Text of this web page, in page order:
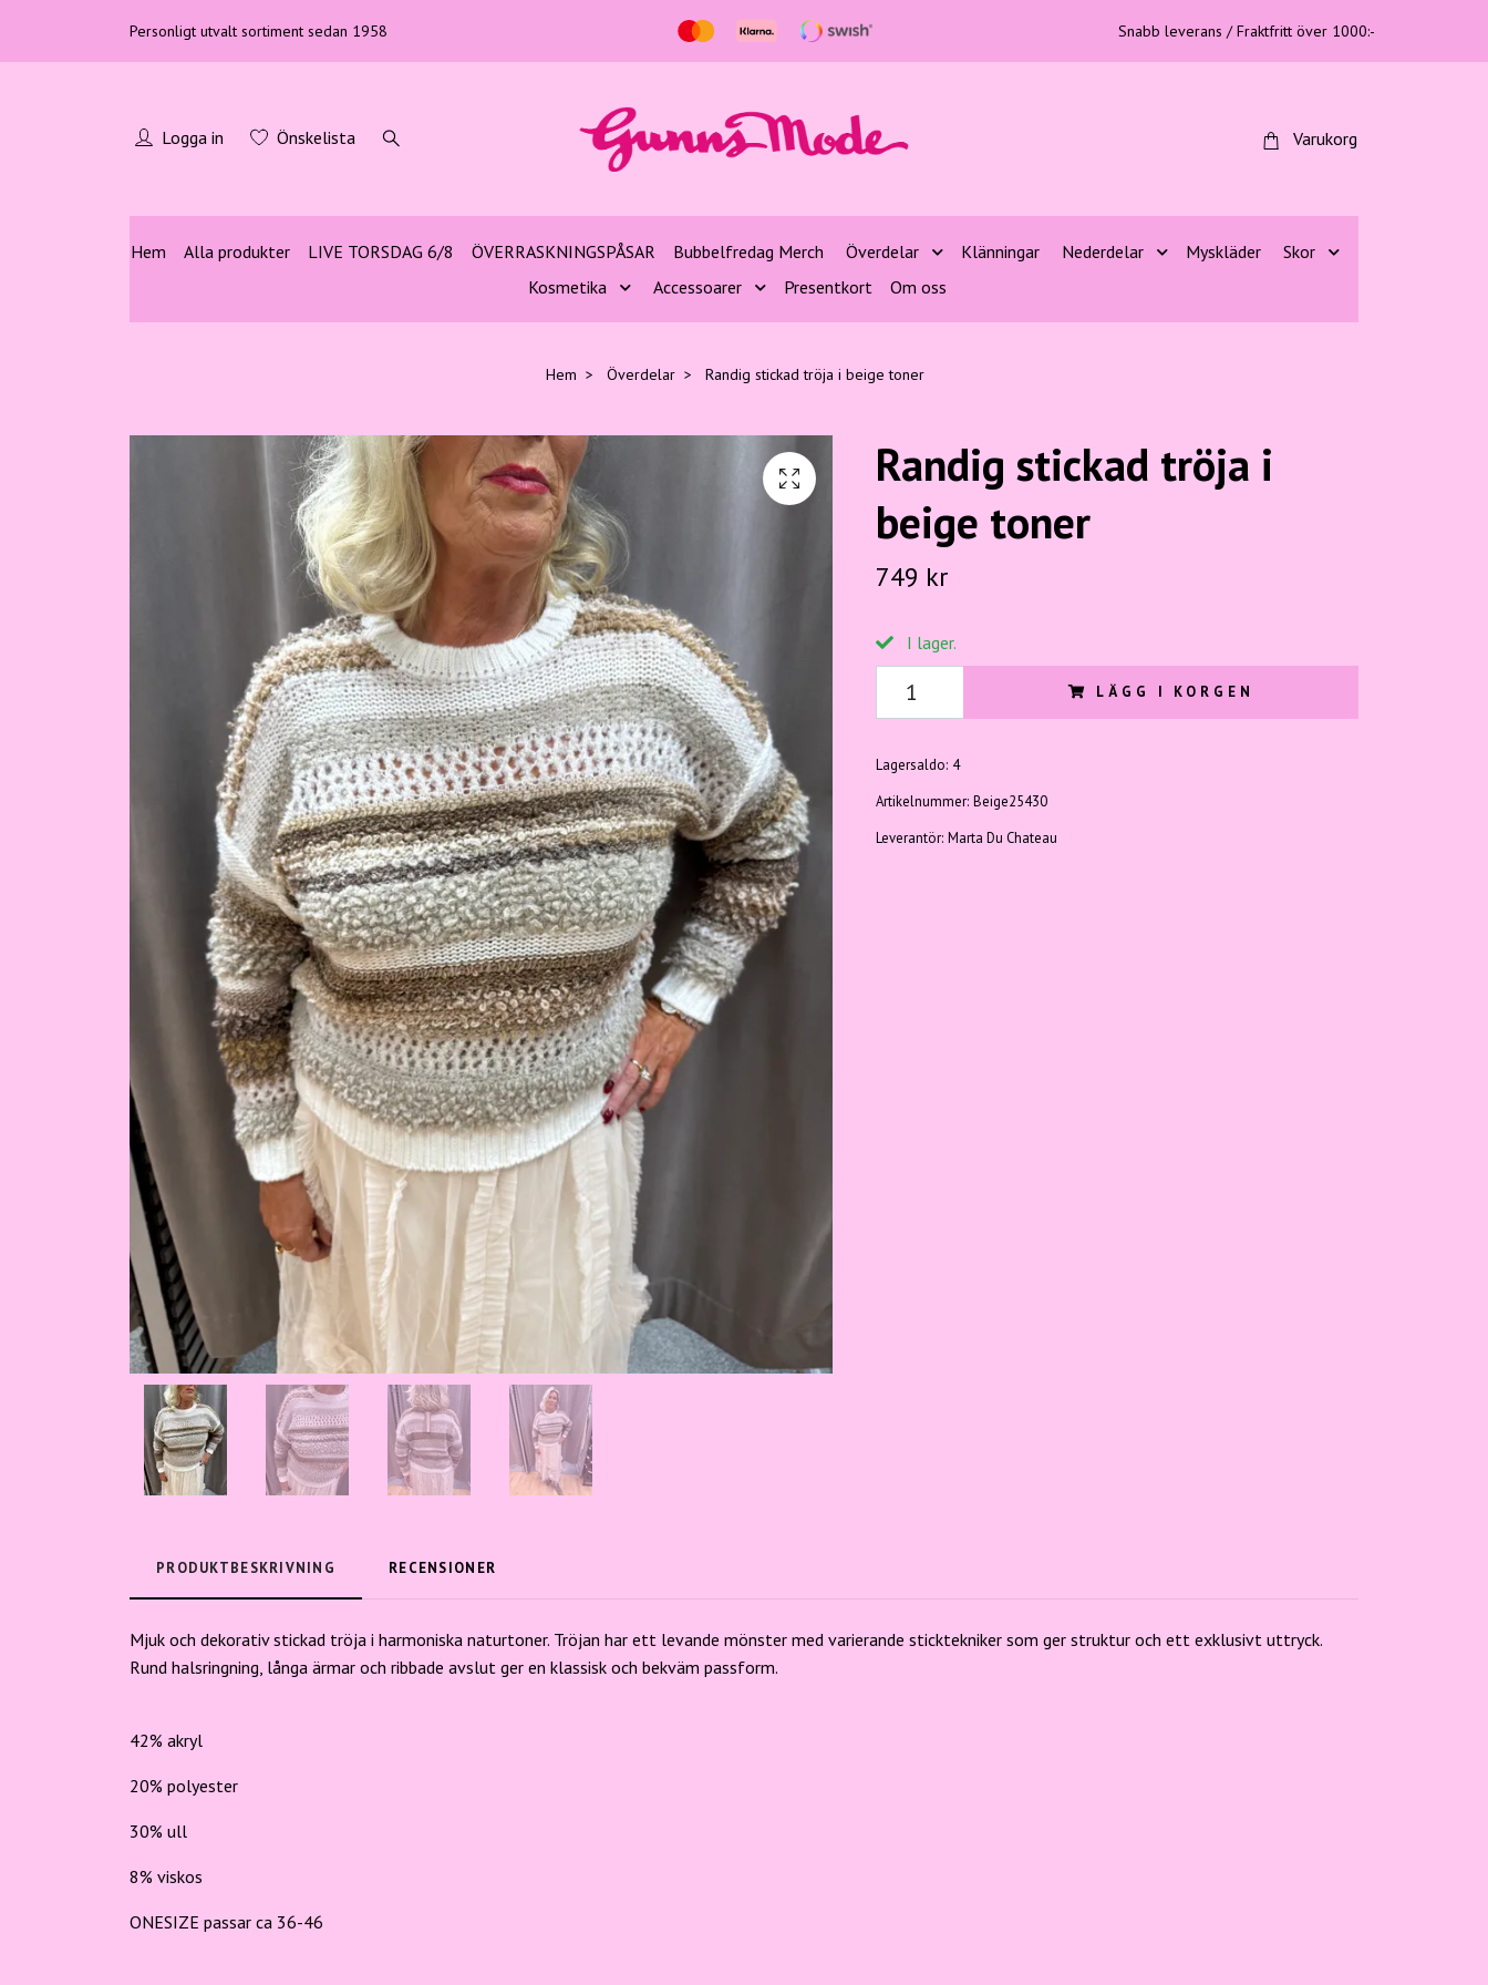
Personligt utvalt sortiment sedan 1958 Snabb leverans / Fraktfritt över 1000:-
Logga in Önskelista Varukorg
Hem Alla produkter LIVE TORSDAG 6/8 ÖVERRASKNINGSPÅSAR Bubbelfredag Merch Överdelar Klänningar Nederdelar Myskläder
Skor
Kosmetika
Accessoarer Presentkort Om oss
Hem Överdelar Randig stickad tröja i beige toner
Randig stickad tröja i
beige toner
749 kr
I lager.
LÄGG I KORGEN
Lagersaldo: 4
Artikelnummer: Beige25430
Leverantör: Marta Du Chateau
PRODUKTBESKRIVNING RECENSIONER
Mjuk och dekorativ stickad tröja i harmoniska naturtoner. Tröjan har ett levande mönster med varierande sticktekniker som ger struktur och ett exklusivt uttryck.
Rund halsringning, långa ärmar och ribbade avslut ger en klassisk och bekväm passform.
42% akryl
20% polyester
30% ull
8% viskos
ONESIZE passar ca 36-46